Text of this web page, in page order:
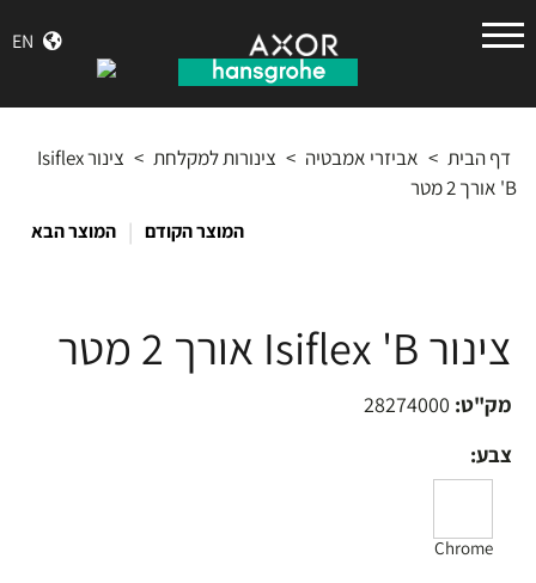
EN
גרואה
דף הבית > אביזרי אמבטיה > צינורות למקלחת >
צינור Isiflex
'B אורך 2 מטר
המוצר הקודם | המוצר הבא
צינור Isiflex 'B אורך 2 מטר
מק"ט: 28274000
צבע:
Chrome